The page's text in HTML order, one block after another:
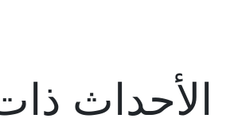
الأحداث